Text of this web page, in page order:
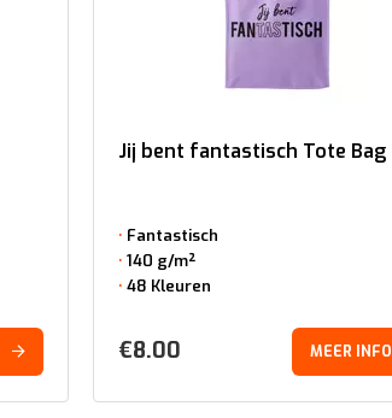
Jij bent fantastisch Tote Bag
Fantastisch
140 g/m²
48 Kleuren
€8.00 MEER INFO